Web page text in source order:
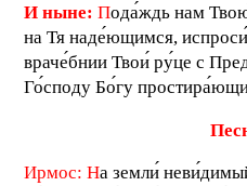
И ныне: Пода́ждь нам
на Тя наде́ющимся,
враче́бнии Твои́ ру́це с
Го́споду Бо́гу
П
Ирмос: На земли́